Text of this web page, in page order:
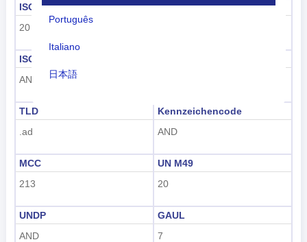
Português
Italiano
日本語
Indonesian
हिंदी
ISO 3166-1 numerisch
20
ISO 3166-1-Alpha-2
ISO 3166-1-Alpha-3
AND
TLD
.ad
Kennzeichencode
AND
MCC
213
UN M49
20
UNDP
AND
GAUL
7